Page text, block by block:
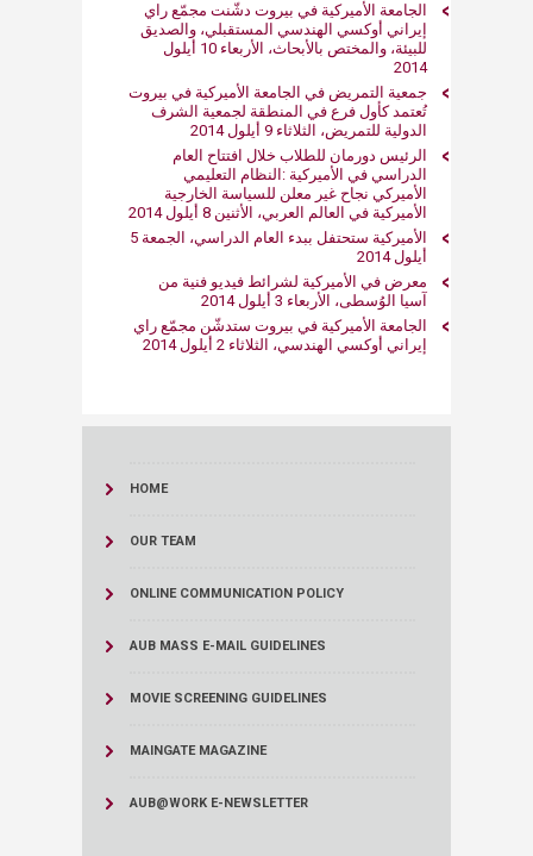
الجامعة الأميركية في بيروت دشّنت مجمّع راي
إيراني أوكسي الهندسي المستقبلي، والصديق
للبيئة، والمختص بالأبحاث، الأربعاء 10 أيلول
2014
جمعية التمريض في الجامعة الأميركية في بيروت
تُعتمد كأول فرع في المنطقة لجمعية الشرف
الدولية للتمريض، الثلاثاء 9 أيلول 2014
الرئيس دورمان للطلاب خلال افتتاح العام
الدراسي في الأميركية :النظام التعليمي
الأميركي نجاح غير معلن للسياسة الخارجية
الأميركية في العالم العربي، الأثنين 8 أيلول 2014
الأميركية ستحتفل ببدء العام الدراسي، الجمعة 5
أيلول 2014
معرض في الأميركية لشرائط فيديو فنية من
آسيا الوُسطى، الأربعاء 3 أيلول 2014
الجامعة الأميركية في بيروت ستدشّن مجمّع راي
إيراني أوكسي الهندسي، الثلاثاء 2 أيلول 2014
HOME
OUR TEAM
ONLINE COMMUNICATION POLICY
AUB MASS E-MAIL GUIDELINES
MOVIE SCREENING GUIDELINES
MAINGATE MAGAZINE
AUB@WORK E-NEWSLETTER